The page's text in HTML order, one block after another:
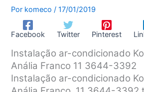
Por komeco/17/01/2019
Facebook Twitter Pinterest
Instalação ar-condicionado
Anália Franco 11 3644-3392
Instalação ar-condicionado